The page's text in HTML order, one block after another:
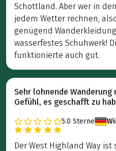
Schottland. Aber wer in
jedem Wetter rechnen,
genügend
wasserfestes Schuhwerk!
funktionierte auch gut.
Sehr lohnende
Gefühl, es geschafft zu
5.0 Sterne
Der West Highland Way